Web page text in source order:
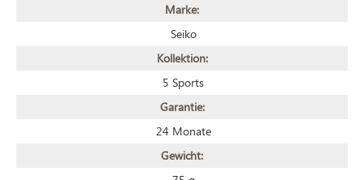
Marke:
Seiko
Kollektion:
5 Sports
Garantie:
24 Monate
Gewicht: